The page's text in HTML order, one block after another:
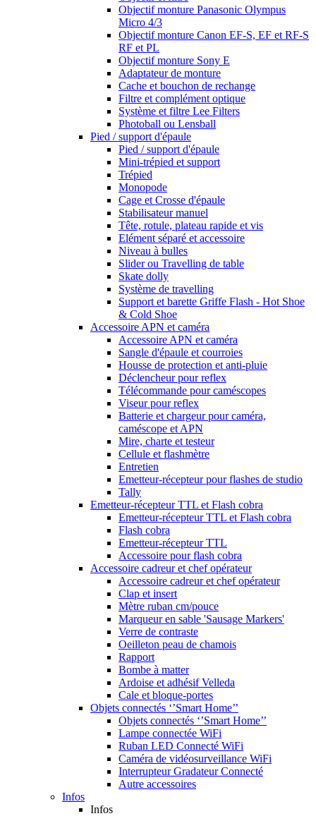
Objectif monture Panasonic Olympus
Micro 4/3
Objectif monture Canon EF-S, EF et RF-S
RF et PL
Objectif monture Sony E
Adaptateur de monture
Cache et bouchon de rechange
Filtre et complément optique
Système et filtre Lee Filters
Photoball ou Lensball
Pied / support d'épaule
Pied / support d'épaule
Mini-trépied et support
Trépied
Monopode
Cage et Crosse d'épaule
Stabilisateur manuel
Tête, rotule, plateau rapide et vis
Elément séparé et accessoire
Niveau à bulles
Slider ou Travelling de table
Skate dolly
Système de travelling
Support et barette Griffe Flash - Hot Shoe
& Cold Shoe
Accessoire APN et caméra
Accessoire APN et caméra
Sangle d'épaule et courroies
Housse de protection et anti-pluie
Déclencheur pour reflex
Télécommande pour caméscopes
Viseur pour reflex
Batterie et chargeur pour caméra,
caméscope et APN
Mire, charte et testeur
Cellule et flashmètre
Entretien
Emetteur-récepteur pour flashes de studio
Tally
Emetteur-récepteur TTL et Flash cobra
Emetteur-récepteur TTL et Flash cobra
Flash cobra
Emetteur-récepteur TTL
Accessoire pour flash cobra
Accessoire cadreur et chef opérateur
Accessoire cadreur et chef opérateur
Clap et insert
Mètre ruban cm/pouce
Marqueur en sable 'Sausage Markers'
Verre de contraste
Oeilleton peau de chamois
Rapport
Bombe à matter
Ardoise et adhésif Velleda
Cale et bloque-portes
Objets connectés ‘’Smart Home’’
Objets connectés ‘’Smart Home’’
Lampe connectée WiFi
Ruban LED Connecté WiFi
Caméra de vidéosurveillance WiFi
Interrupteur Gradateur Connecté
Autre accessoires
Infos
Infos